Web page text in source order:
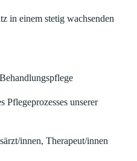
in einem stetig wachsenden
Pflegeprozesses unserer
innen, Therapeut/innen